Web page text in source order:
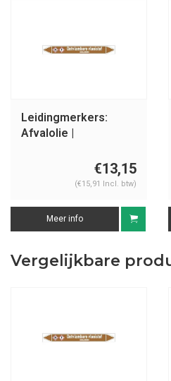
Leidingmerkers:
Afvalolie |
vloeistoffen
€13,15
(€15,91 Incl. btw)
Meer info
Vergelijkbare